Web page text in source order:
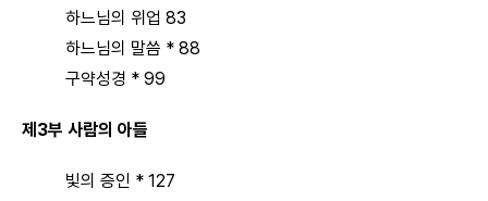
하느님의 위업 83
하느님의 말씀 * 88
구약성경 * 99
제3부 사람의 아들
빛의 증인 * 127